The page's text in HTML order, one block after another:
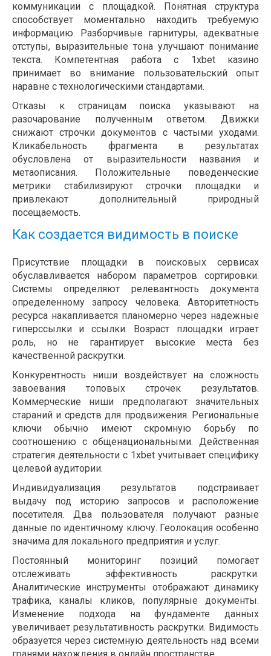
коммуникации с площадкой. Понятная структура
способствует моментально находить требуемую
информацию. Разборчивые гарнитуры, адекватные
отступы, выразительные тона улучшают понимание
текста. Компетентная работа с 1xbet казино
принимает во внимание пользовательский опыт
наравне с технологическими стандартами.
Отказы к страницам поиска указывают на
разочарование полученным ответом. Движки
снижают строчки документов с частыми уходами.
Кликабельность фрагмента в результатах
обусловлена от выразительности названия и
метаописания. Положительные поведенческие
метрики стабилизируют строчки площадки и
привлекают дополнительный природный
посещаемость.
Как создается видимость в поиске
Присутствие площадки в поисковых сервисах
обуславливается набором параметров сортировки.
Системы определяют релевантность документа
определенному запросу человека. Авторитетность
ресурса накапливается планомерно через надежные
гиперссылки и ссылки. Возраст площадки играет
роль, но не гарантирует высокие места без
качественной раскрутки.
Конкурентность ниши воздействует на сложность
завоевания топовых строчек результатов.
Коммерческие ниши предполагают значительных
стараний и средств для продвижения. Региональные
ключи обычно имеют скромную борьбу по
соотношению с общенациональными. Действенная
стратегия деятельности с 1xbet учитывает специфику
целевой аудитории.
Индивидуализация результатов подстраивает
выдачу под историю запросов и расположение
посетителя. Два пользователя получают разные
данные по идентичному ключу. Геолокация особенно
значима для локального предприятия и услуг.
Постоянный мониторинг позиций помогает
отслеживать эффективность раскрутки.
Аналитические инструменты отображают динамику
трафика, каналы кликов, популярные документы.
Изменение подхода на фундаменте данных
увеличивает результативность раскрутки. Видимость
образуется через системную деятельность над всеми